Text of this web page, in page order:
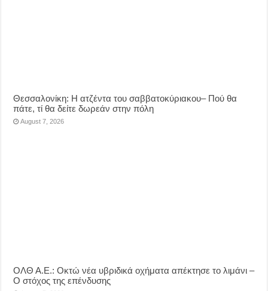
Θεσσαλονίκη: Η ατζέντα του σαββατοκύριακου– Πού θα
πάτε, τί θα δείτε δωρεάν στην πόλη
August 7, 2026
ΟΛΘ Α.Ε.: Οκτώ νέα υβριδικά οχήματα απέκτησε το λιμάνι –
Ο στόχος της επένδυσης